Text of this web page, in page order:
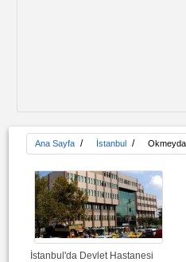
Ana Sayfa / İstanbul /
İstanbul'da Devlet Hastanesi